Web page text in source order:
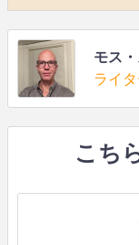
モス
ライ
こち